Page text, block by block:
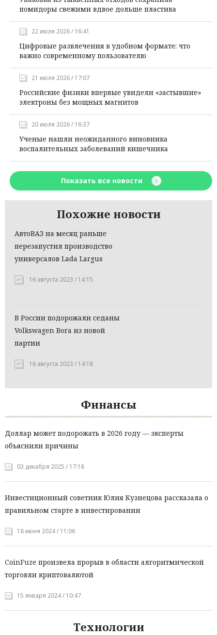
помидоры свежими вдвое дольше пластика
22 июля 2026 / 16:41
Цифровые развлечения в удобном формате: что
важно современному пользователю
21 июля 2026 / 17:07
Российские физики впервые увидели «застывшие»
электроны без мощных магнитов
20 июля 2026 / 16:37
Ученые нашли неожиданного виновника
воспалительных заболеваний кишечника
Показать все новости
Похожие новости
АвтоВАЗ на месяц раньше
перезапустил производство
универсалов Lada Largus
16 августа 2023 / 14:15
В России подорожали седаны
Volkswagen Bora из новой
партии
16 августа 2023 / 14:18
Финансы
Доллар может подорожать в 2026 году — эксперты
объяснили причины
03 декабря 2025 / 17:18
Инвестиционный советник Юлия Кузнецова рассказала о
правильном старте в инвестировании
18 июня 2024 / 11:06
CoinFuze произвела прорыв в области алгоритмической
торговли криптовалютой
15 января 2024 / 10:47
Технологии